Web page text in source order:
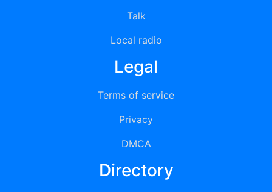
Talk
Local radio
Legal
Terms of service
Privacy
DMCA
Directory